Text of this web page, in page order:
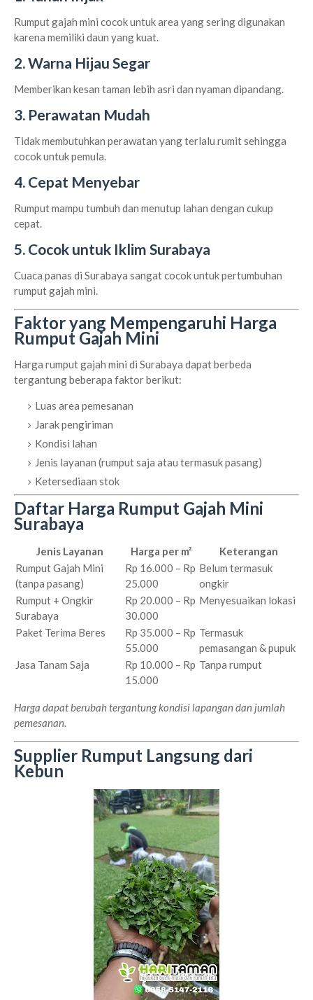
Rumput gajah mini cocok untuk area yang sering digunakan
karena memiliki daun yang kuat.
2. Warna Hijau Segar
Memberikan kesan taman lebih asri dan nyaman dipandang.
3. Perawatan Mudah
Tidak membutuhkan perawatan yang terlalu rumit sehingga
cocok untuk pemula.
4. Cepat Menyebar
Rumput mampu tumbuh dan menutup lahan dengan cukup
cepat.
5. Cocok untuk Iklim Surabaya
Cuaca panas di Surabaya sangat cocok untuk pertumbuhan
rumput gajah mini.
Faktor yang Mempengaruhi Harga
Rumput Gajah Mini
Harga rumput gajah mini di Surabaya dapat berbeda
tergantung beberapa faktor berikut:
Luas area pemesanan
Jarak pengiriman
Kondisi lahan
Jenis layanan (rumput saja atau termasuk pasang)
Ketersediaan stok
Daftar Harga Rumput Gajah Mini
Surabaya
Jenis Layanan Harga per m²
Keterangan
Rumput Gajah Mini
(tanpa pasang)
Rp 16.000 – Rp
25.000
Belum termasuk
ongkir
Rumput + Ongkir
Surabaya
Rp 20.000 – Rp
30.000
Menyesuaikan lokasi
Paket Terima Beres
Rp 35.000 – Rp
55.000
Termasuk
pemasangan & pupuk
Jasa Tanam Saja
Rp 10.000 – Rp
15.000
Tanpa rumput
Harga dapat berubah tergantung kondisi lapangan dan jumlah
pemesanan.
Supplier Rumput Langsung dari
Kebun